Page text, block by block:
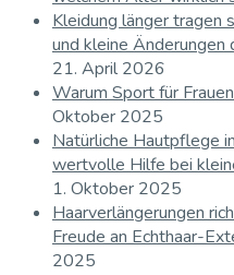
Kleidung länger tragen
und kleine Änderungen
21. April 2026
Warum Sport für
Oktober 2025
Natürliche Hautpflege
wertvolle Hilfe bei
1. Oktober 2025
Haarverlängerungen
Freude an Echthaar-
2025